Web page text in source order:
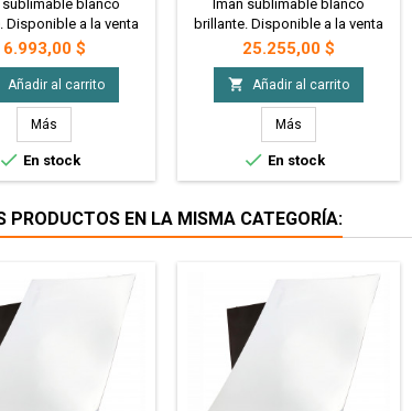
sublimable blanco
Disponible a la venta
A3. Ideales para
regaleria y mas! - 1
de Iman Sublimable
Precio
6.993,00 $
Añadir al carrito
Más
 En stock
Iman sublimable blanco
brillante. Disponible a la venta
en planchas A3. Ideales para
personalizar, regaleria y mas! - 5
Planchas A3 de Iman
Sublimable
Precio
25.255,00 $
 Añadir al carrito
Más
 En stock
PRODUCTOS EN LA MISMA CATEGORÍA: